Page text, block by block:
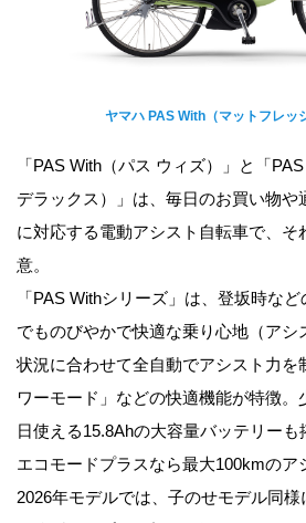
ヤマハ PAS With（マットフレッ
「PAS With（パス ウィズ）」と「
デラックス）」は、毎日のお買い物や
に対応する電動アシスト自転車で、そ
意。
「PAS Withシリーズ」は、登坂時な
でものびやかで快適な乗り心地（アシ
状況に合わせて全自動でアシスト力を
ワーモード」などの快適機能が特徴。
日使える15.8Ahの大容量バッテリーも
エコモードプラスなら最大100kmのア
2026年モデルでは、子のせモデル同